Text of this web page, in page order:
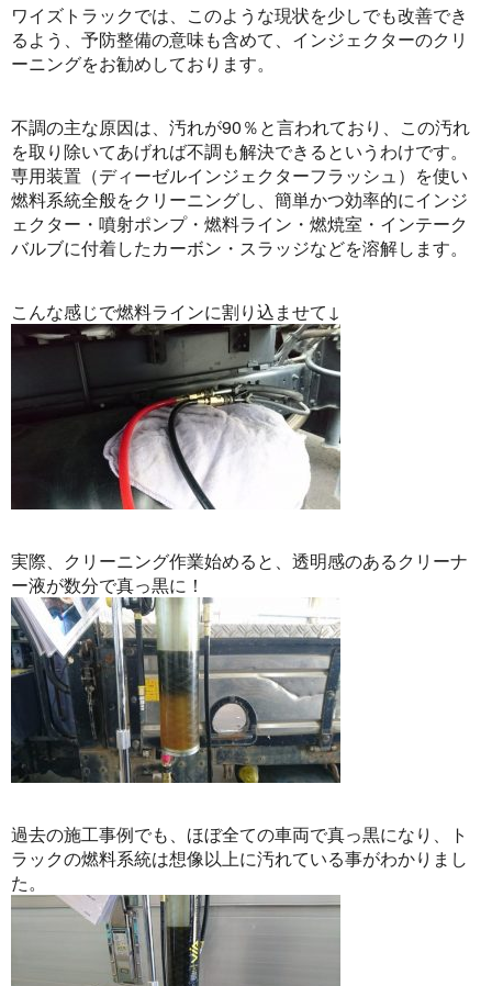
ワイズトラックでは、このような現状を少しでも改善でき
るよう、予防整備の意味も含めて、インジェクターのクリ
ーニングをお勧めしております。
不調の主な原因は、汚れが90％と言われており、この汚れ
を取り除いてあげれば不調も解決できるというわけです。
専用装置（ディーゼルインジェクターフラッシュ）を使い
燃料系統全般をクリーニングし、簡単かつ効率的にインジ
ェクター・噴射ポンプ・燃料ライン・燃焼室・インテーク
バルブに付着したカーボン・スラッジなどを溶解します。
こんな感じで燃料ラインに割り込ませて↓
実際、クリーニング作業始めると、透明感のあるクリーナ
ー液が数分で真っ黒に！
過去の施工事例でも、ほぼ全ての車両で真っ黒になり、ト
ラックの燃料系統は想像以上に汚れている事がわかりまし
た。